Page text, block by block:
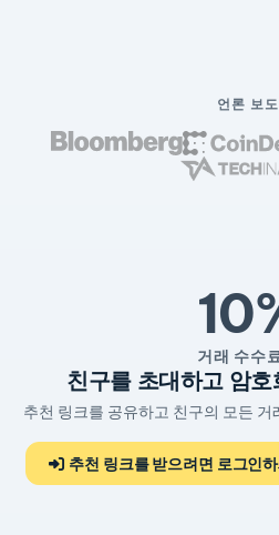
언론 보도
거래 수수
친구를 초대하고 암
추천 링크를 공유하고 친구의 모든
추천 링크를 받으려면 로그인